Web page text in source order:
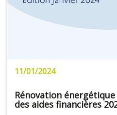
11/01/2024
Rénovation
des aides financières